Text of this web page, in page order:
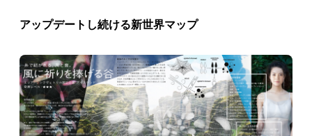
アップデートし続ける新世界マップ